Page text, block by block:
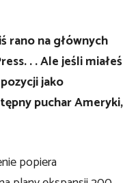
rano na głównych
. . Ale jeśli miałeś
jako
puchar Ameryki,
popiera